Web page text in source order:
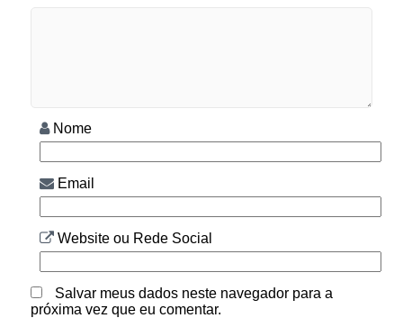
Nome
Email
Website ou Rede Social
Salvar meus dados neste navegador para a
próxima vez que eu comentar.